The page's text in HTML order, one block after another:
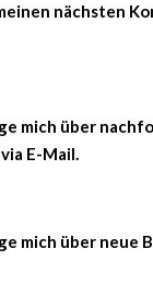
nächsten
mich über
E-Mail.
mich über neue